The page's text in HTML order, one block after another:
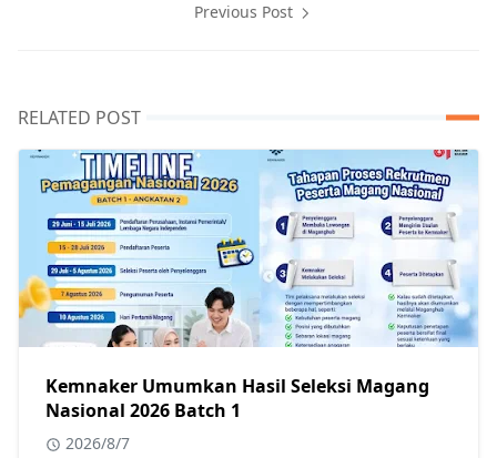
Previous Post
RELATED POST
Kemnaker Umumkan Hasil Seleksi Magang
Nasional 2026 Batch 1
2026/8/7